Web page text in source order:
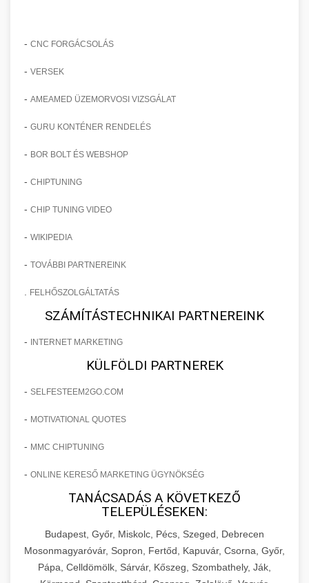
- CNC FORGÁCSOLÁS
- VERSEK
- AMEAMED ÜZEMORVOSI VIZSGÁLAT
- GURU KONTÉNER RENDELÉS
- BOR BOLT ÉS WEBSHOP
- CHIPTUNING
- CHIP TUNING VIDEO
- WIKIPEDIA
- TOVÁBBI PARTNEREINK
FELHŐSZOLGÁLTATÁS
SZÁMÍTÁSTECHNIKAI PARTNEREINK
- INTERNET MARKETING
KÜLFÖLDI PARTNEREK
- SELFESTEEM2GO.COM
- MOTIVATIONAL QUOTES
- MMC CHIPTUNING
- ONLINE KERESŐ MARKETING ÜGYNÖKSÉG
TANÁCSADÁS A KÖVETKEZŐ
TELEPÜLÉSEKEN:
Budapest, Győr, Miskolc, Pécs, Szeged, Debrecen
Mosonmagyaróvár, Sopron, Fertőd, Kapuvár, Csorna, Győr,
Pápa, Celldömölk, Sárvár, Kőszeg, Szombathely, Ják,